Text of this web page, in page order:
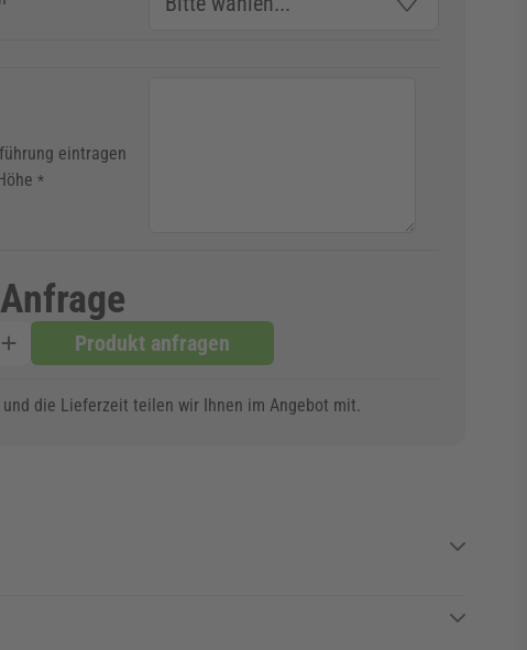
eintragen
*
Produkt anfragen
und die Lieferzeit teilen wir Ihnen im Angebot mit.